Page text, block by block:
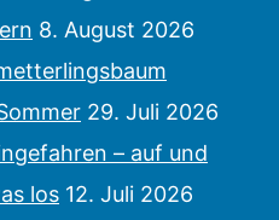
8. August 2026
29. Juli 2026
– auf und
los 12. Juli 2026